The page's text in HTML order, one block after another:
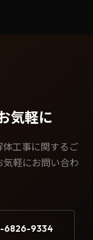
気軽に
工事に関するご
軽にお問い合わ
6826-9334